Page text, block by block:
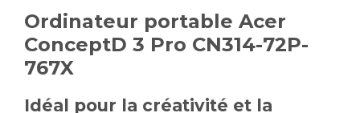
Ordinateur portable Acer
ConceptD 3 Pro CN314-72P-
767X
Idéal pour la créativité et la